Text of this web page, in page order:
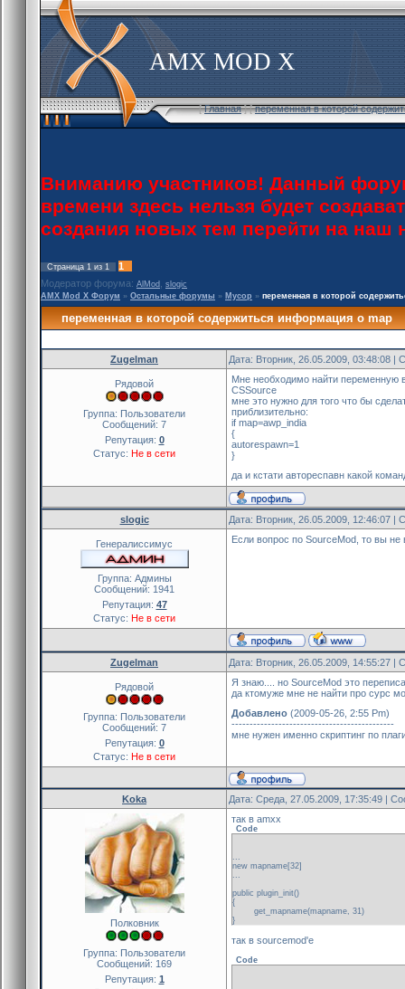
AMX MOD X
[Главная] [переменная в которой
Вниманию участников! Данный
времени здесь нельзя будет
создания новых тем перейти на
Страница 1 из 1
1
Модератор форума: AlMod
slogic
AMX Mod X Форум » Остальные форумы » Мусор » переменная в которой
переменная в которой содержиться информация о map
Zugelman Дата: Вторник, 26.05.2009, 03:48:08 |
Рядовой
Группа: Пользователи
Сообщений: 7
Репутация: 0
Статус: Не в сети
Мне необходимо найти переменную
CSSource
мне это нужно для того что бы
приблизительно:
if map=awp_india
{
autorespawn=1
}
да и кстати автореспавн какой
slogic Дата: Вторник, 26.05.2009, 12:46:07 |
Генералиссимус
Группа: Админы
Сообщений: 1941
Репутация: 47
Статус: Не в сети
Если вопрос по SourceMod, то вы не
Zugelman Дата: Вторник, 26.05.2009, 14:55:27 |
Рядовой
Группа: Пользователи
Сообщений: 7
Репутация: 0
Статус: Не в сети
Я знаю.... но SourceMod это
да ктомуже мне не найти про сурс
Добавлено (2009-05-26, 2:55 Pm)
---------------------------------------------
мне нужен именно скриптинг по
Koka Дата: Среда, 27.05.2009, 17:35:49 |
Полковник
Группа: Пользователи
Сообщений: 169
Репутация: 1
так в amxx
Code
new mapname[32]
public plugin_init()
{
get_mapname(mapname, 31)
}
так в sourcemod'е
Code